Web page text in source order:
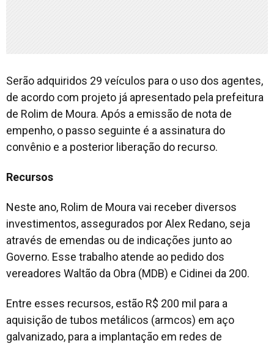
Serão adquiridos 29 veículos para o uso dos agentes,
de acordo com projeto já apresentado pela prefeitura
de Rolim de Moura. Após a emissão de nota de
empenho, o passo seguinte é a assinatura do
convênio e a posterior liberação do recurso.
Recursos
Neste ano, Rolim de Moura vai receber diversos
investimentos, assegurados por Alex Redano, seja
através de emendas ou de indicações junto ao
Governo. Esse trabalho atende ao pedido dos
vereadores Waltão da Obra (MDB) e Cidinei da 200.
Entre esses recursos, estão R$ 200 mil para a
aquisição de tubos metálicos (armcos) em aço
galvanizado, para a implantação em redes de